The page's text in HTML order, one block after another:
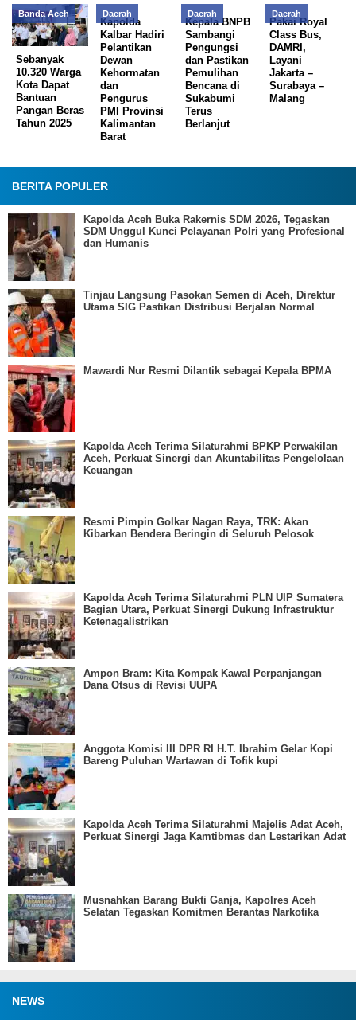
Banda Aceh
Sebanyak
10.320 Warga
Kota Dapat
Bantuan
Pangan Beras
Tahun 2025
Daerah
Kapolda
Kalbar Hadiri
Pelantikan
Dewan
Kehormatan
dan
Pengurus
PMI Provinsi
Kalimantan
Barat
Daerah
Kepala BNPB
Sambangi
Pengungsi
dan Pastikan
Pemulihan
Bencana di
Sukabumi
Terus
Berlanjut
Daerah
Pakai Royal
Class Bus,
DAMRI,
Layani
Jakarta –
Surabaya –
Malang
BERITA POPULER
Kapolda Aceh Buka Rakernis SDM 2026, Tegaskan
SDM Unggul Kunci Pelayanan Polri yang Profesional
dan Humanis
Tinjau Langsung Pasokan Semen di Aceh, Direktur
Utama SIG Pastikan Distribusi Berjalan Normal
Mawardi Nur Resmi Dilantik sebagai Kepala BPMA
Kapolda Aceh Terima Silaturahmi BPKP Perwakilan
Aceh, Perkuat Sinergi dan Akuntabilitas Pengelolaan
Keuangan
Resmi Pimpin Golkar Nagan Raya, TRK: Akan
Kibarkan Bendera Beringin di Seluruh Pelosok
Kapolda Aceh Terima Silaturahmi PLN UIP Sumatera
Bagian Utara, Perkuat Sinergi Dukung Infrastruktur
Ketenagalistrikan
Ampon Bram: Kita Kompak Kawal Perpanjangan
Dana Otsus di Revisi UUPA
Anggota Komisi III DPR RI H.T. Ibrahim Gelar Kopi
Bareng Puluhan Wartawan di Tofik kupi
Kapolda Aceh Terima Silaturahmi Majelis Adat Aceh,
Perkuat Sinergi Jaga Kamtibmas dan Lestarikan Adat
Musnahkan Barang Bukti Ganja, Kapolres Aceh
Selatan Tegaskan Komitmen Berantas Narkotika
NEWS